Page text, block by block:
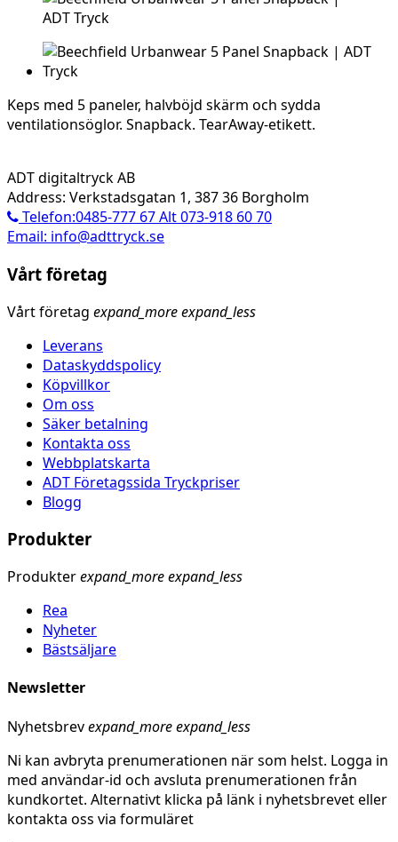
Keps med 5 paneler, halvböjd skärm och sydda
ventilationsöglor. Snapback. TearAway-etikett.
ADT digitaltryck AB
Address: Verkstadsgatan 1, 387 36 Borgholm
Telefon:0485-777 67 Alt 073-918 60 70
Email: info@adttryck.se
Vårt företag
Vårt företag expand_moreexpand_less
Leverans
Dataskyddspolicy
Köpvillkor
Om oss
Säker betalning
Kontakta oss
Webbplatskarta
ADT Företagssida Tryckpriser
Blogg
Produkter
Produkterexpand_moreexpand_less
Rea
Nyheter
Bästsäljare
Newsletter
Nyhetsbrevexpand_moreexpand_less
Ni kan avbryta prenumerationen när som helst. Logga in
med användar-id och avsluta prenumerationen från
kundkortet. Alternativt klicka på länk i nyhetsbrevet eller
kontakta oss via formuläret